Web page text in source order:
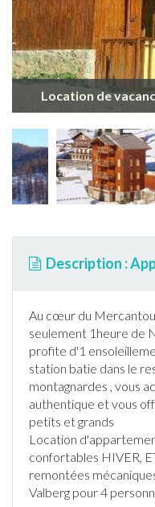
Location de
Description :
Au cœur du
seulement 1heure de
profite d'1
station batie dans le
montagnardes , vous
authentique et vous
petits et grands
Location d'
confortables HIVER,
remontées
Valberg pour 4